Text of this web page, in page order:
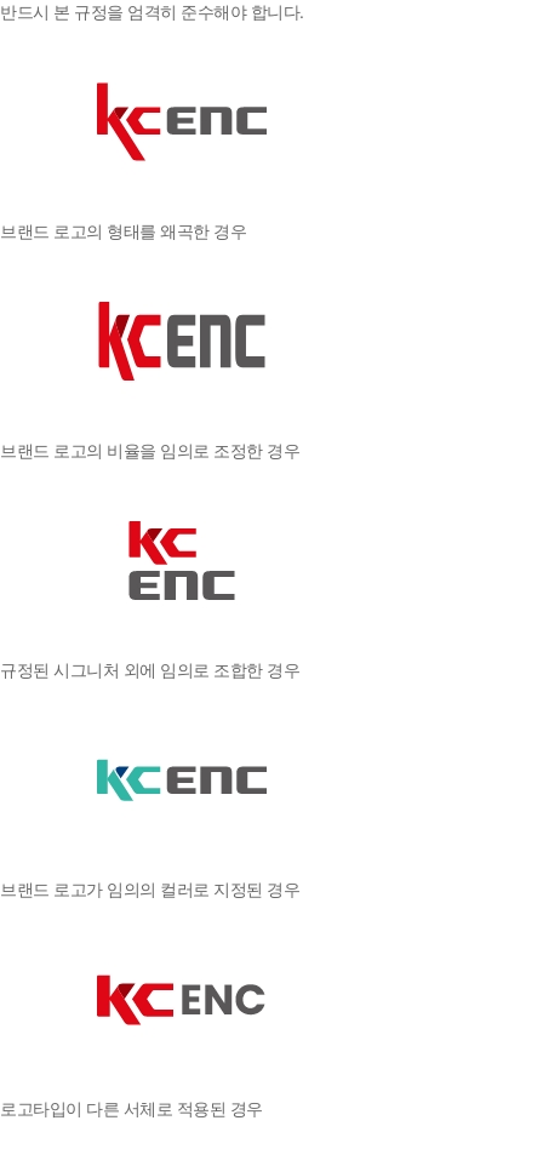
반드시 본 규정을 엄격히 준수해야 합니다.
브랜드 로고의 형태를 왜곡한 경우
브랜드 로고의 비율을 임의로 조정한 경우
규정된 시그니처 외에 임의로 조합한 경우
브랜드 로고가 임의의 컬러로 지정된 경우
로고타입이 다른 서체로 적용된 경우